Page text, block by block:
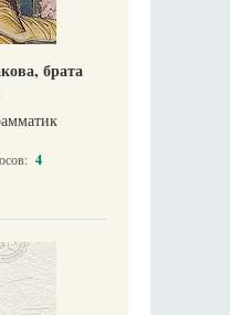
брата
4